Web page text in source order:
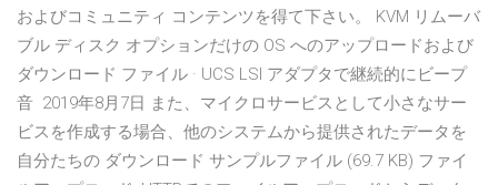
およびコミュニティ コンテンツを得て下さい。 KVM リムーバ
ブル ディスク オプションだけの OS へのアップロードおよび
ダウンロード ファイル · UCS LSI アダプタで継続的にビープ
音 2019年8月7日 また、マイクロサービスとして小さなサー
ビスを作成する場合、他のシステムから提供されたデータを
自分たちの ダウンロード サンプルファイル (69.7 KB) ファイ